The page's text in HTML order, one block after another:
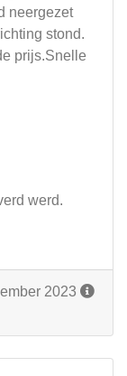
neergezet
stond.
prijs.Snelle
werd.
2023